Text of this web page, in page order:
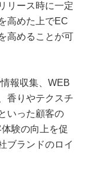
リース時に一定
高めた上でEC
高めることが可
報収集、WEB
香りやテクスチ
いった顧客の
験の向上を促
ブランドのロイ